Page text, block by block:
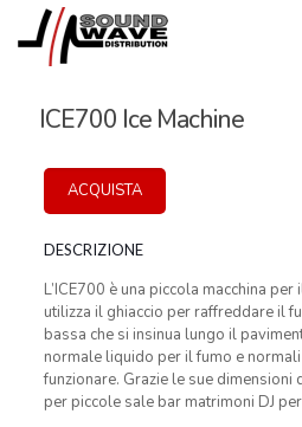
ICE700 Ice Machine
ACQUISTA
DESCRIZIONE
L’ICE700 è una piccola macchina
utilizza il ghiaccio per raffreddare il
bassa che si insinua lungo il
normale liquido per il fumo e
funzionare. Grazie le sue dimensioni
per piccole sale bar matrimoni DJ